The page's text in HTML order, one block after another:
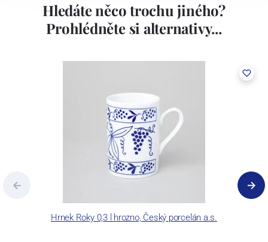
Hledáte něco trochu jiného?
Prohlédněte si alternativy...
Hrnek Roky 0,3 l hrozno, Český porcelán a.s.